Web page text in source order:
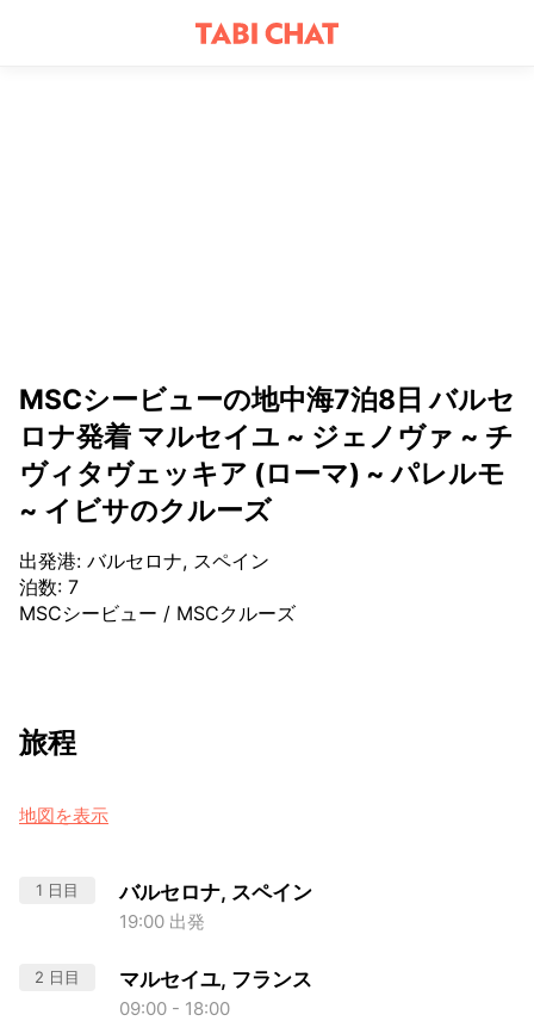
MSCシービューの地中海7泊8日 バルセ
ロナ発着 マルセイユ ~ ジェノヴァ ~ チ
ヴィタヴェッキア (ローマ) ~ パレルモ
~ イビサのクルーズ
出発港: バルセロナ, スペイン
泊数: 7
MSCシービュー / MSCクルーズ
旅程
地図を表示
1 日目 バルセロナ, スペイン
19:00 出発
2 日目 マルセイユ, フランス
09:00 - 18:00